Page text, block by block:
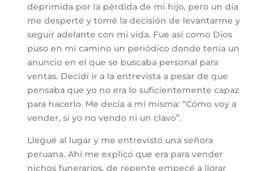
deprimida por la pérdida de mi hijo, pero un día
me desperté y tomé la decisión de levantarme y
seguir adelante con mi vida. Fue así como Dios
puso en mi camino un periódico donde tenía un
anuncio en el que se buscaba personal para
ventas. Decidí ir a la entrevista a pesar de que
pensaba que yo no era lo suficientemente capaz
para hacerlo. Me decía a mi misma: “Cómo voy a
vender, si yo no vendo ni un clavo”.
Llegué al lugar y me entrevistó una señora
peruana. Ahí me explicó que era para vender
nichos funerarios, de repente empecé a llorar